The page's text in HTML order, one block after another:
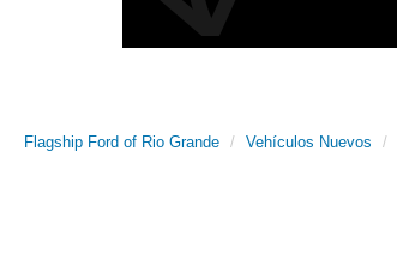
Flagship Ford of Rio Grande Vehículos Nuevos